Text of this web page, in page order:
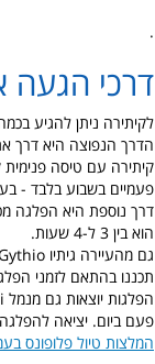
.
דרכי הגעה
לקיתירה ניתן להגיע
הדרך הנפוצה היא דרך
קיתירה עם טיסה
פעמיים בשבוע בלבד -
הוא בין 3 ל-4 שעות.
גם מהעיירה גיתיו Gythio בפלופונס יוצאות הפלגות לקיתירה, פעמיים בשבוע בלבד ומשך ההפלגה כשעתיים וחצי.
תכננו בהתאם לזמני
פעם ביום. יציאה להפלגה
המלצות טיול פלופונס